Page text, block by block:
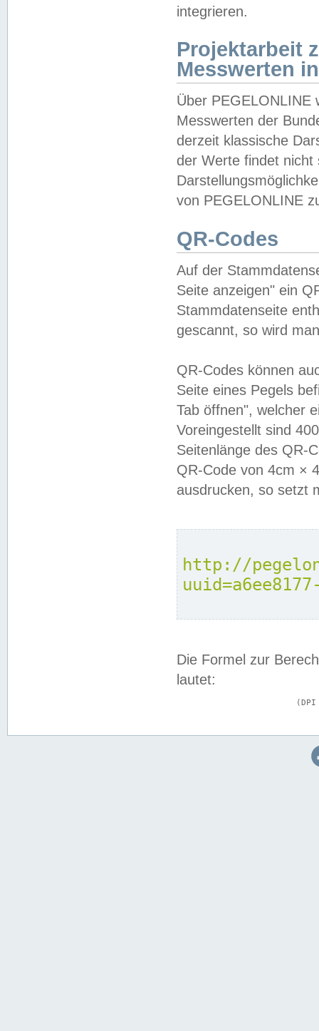
integrieren.
Projektarbeit
Messwerten
Über PEGELONLINE
Messwerten der
derzeit klassische
der Werte findet
von PEGELONLINE
QR-Codes
Auf der
Seite anzeigen" ein
Stammdatenseite
gescannt, so wird
QR-Codes können
Seite eines Pegels
Tab öffnen", welcher
Voreingestellt sind
Seitenlänge des QR-
QR-Code von 4cm ×
ausdrucken, so setzt
http://
Die Formel zur
lautet: